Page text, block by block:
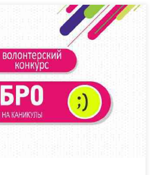
организации области
конкурсе «Добро не
направлен на создание
добровольчества
[…]